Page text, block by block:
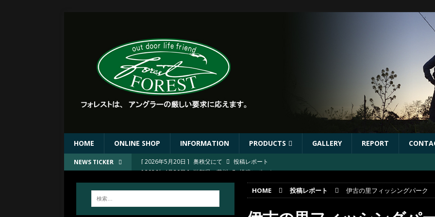
HOME ONLINE SHOP INFORMATION PRODUCTS GALLERY REPORT
NEWS TICKER [ 2026年4月30日 ] 滋賀県 葛川
投稿レポート
FOREST出店協力イベントのお知らせ
イベント
2026年秋リリース予定商品 お知らせ
HOME 投稿レポート 伊古の里フィッシングパーク